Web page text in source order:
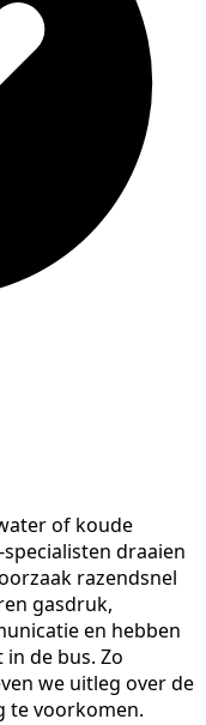
of koude
draaien
razendsnel
gasdruk,
en hebben
de bus. Zo
we uitleg over de
te voorkomen.